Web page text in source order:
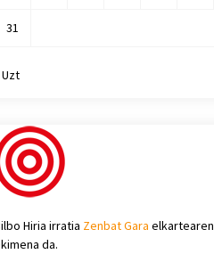
31
Uzt
Hiria irratia Zenbat Gara elkartearen
da.